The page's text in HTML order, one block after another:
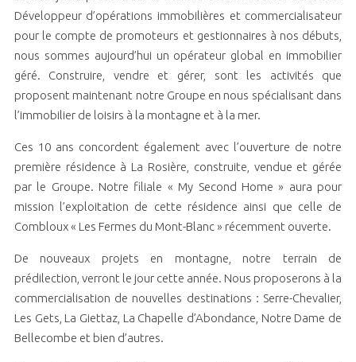
Développeur d’opérations immobilières et commercialisateur
pour le compte de promoteurs et gestionnaires à nos débuts,
nous sommes aujourd’hui un opérateur global en immobilier
géré. Construire, vendre et gérer, sont les activités que
proposent maintenant notre Groupe en nous spécialisant dans
l’immobilier de loisirs à la montagne et à la mer.
Ces 10 ans concordent également avec l’ouverture de notre
première résidence à La Rosière, construite, vendue et gérée
par le Groupe. Notre filiale « My Second Home » aura pour
mission l’exploitation de cette résidence ainsi que celle de
Combloux « Les Fermes du Mont-Blanc » récemment ouverte.
De nouveaux projets en montagne, notre terrain de
prédilection, verront le jour cette année. Nous proposerons à la
commercialisation de nouvelles destinations : Serre-Chevalier,
Les Gets, La Giettaz, La Chapelle d’Abondance, Notre Dame de
Bellecombe et bien d’autres.